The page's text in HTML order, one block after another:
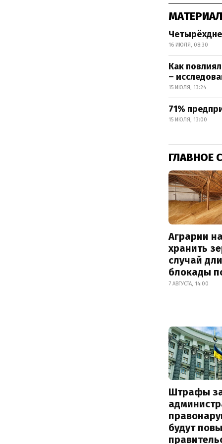
16 ИЮЛЯ, 08:30
Как
–
15 ИЮЛЯ, 13:24
71%
15 ИЮЛЯ, 13:00
ГЛАВНОЕ
Аграрии
хранить
случай
блокады
7 АВГУСТА, 14:00
Штрафы
будут